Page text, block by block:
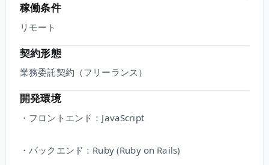
稼働条件
リモート
契約形態
業務委託契約（フリーランス）
開発環境
・フロントエンド：JavaScript
・バックエンド：Ruby (Ruby on Rails)